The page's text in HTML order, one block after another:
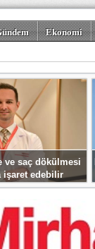
Ekonomi
ve saç dökülmesi
işaret edebilir